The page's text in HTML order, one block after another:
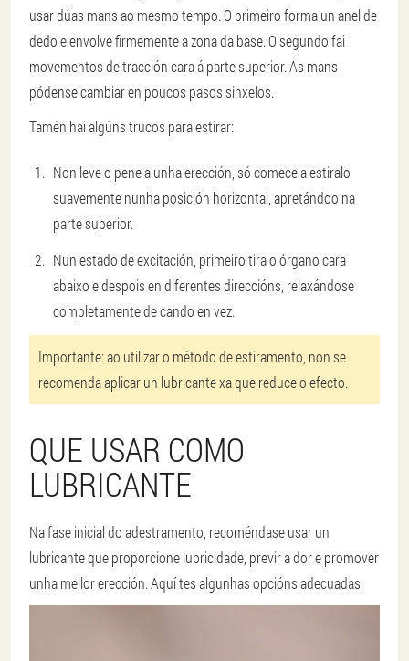
usar dúas mans ao mesmo tempo. O primeiro forma un anel de
dedo e envolve firmemente a zona da base. O segundo fai
movementos de tracción cara á parte superior. As mans
pódense cambiar en poucos pasos sinxelos.
Tamén hai algúns trucos para estirar:
Non leve o pene a unha erección, só comece a estiralo
suavemente nunha posición horizontal, apretándoo na
parte superior.
Nun estado de excitación, primeiro tira o órgano cara
abaixo e despois en diferentes direccións, relaxándose
completamente de cando en vez.
Importante: ao utilizar o método de estiramento, non se
recomenda aplicar un lubricante xa que reduce o efecto.
QUE USAR COMO
LUBRICANTE
Na fase inicial do adestramento, recoméndase usar un
lubricante que proporcione lubricidade, previr a dor e promover
unha mellor erección. Aquí tes algunhas opcións adecuadas: